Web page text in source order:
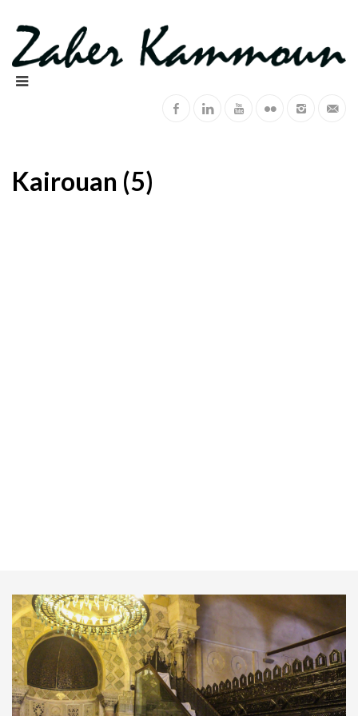
Kairouan (5)